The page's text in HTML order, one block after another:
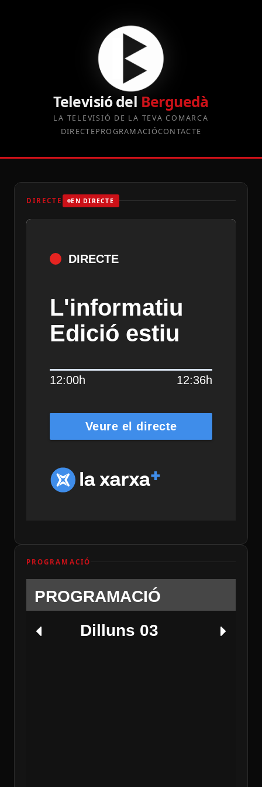
Televisió del Berguedà
LA TELEVISIÓ DE LA TEVA COMARCA
DIRECTEPROGRAMACIÓCONTACTE
DIRECTE EN DIRECTE
DIRECTE
L'informatiu
Edició estiu
12:00h 12:36h
Veure el directe
PROGRAMACIÓ
PROGRAMACIÓ
Dilluns 03